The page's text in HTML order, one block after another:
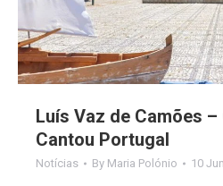
Luís Vaz de Camões –
Cantou Portugal
Notícias By Maria Polónio 10